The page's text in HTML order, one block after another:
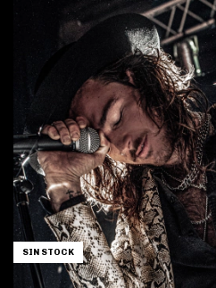
SIN STOCK